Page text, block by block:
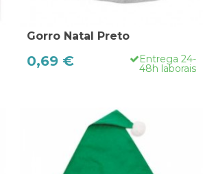
Gorro Natal Preto
0,69 € Entrega 24-
48h laborais